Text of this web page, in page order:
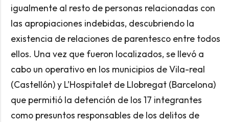
igualmente al resto de personas relacionadas con
las apropiaciones indebidas, descubriendo la
existencia de relaciones de parentesco entre todos
ellos. Una vez que fueron localizados, se llevó a
cabo un operativo en los municipios de Vila-real
(Castellón) y L’Hospitalet de Llobregat (Barcelona)
que permitió la detención de los 17 integrantes
como presuntos responsables de los delitos de